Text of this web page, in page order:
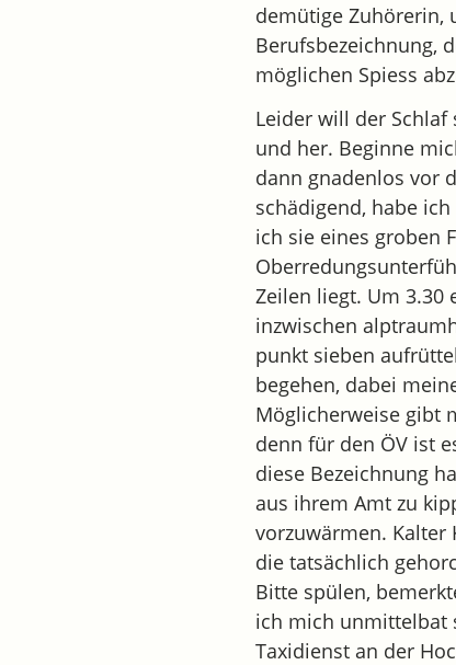
demütige Zuhörerin,
Berufsbezeichnung,
möglichen Spiess
Leider will der
und her. Beginne
dann gnadenlos vor
schädigend, habe
ich sie eines groben
Zeilen liegt. Um
inzwischen
punkt sieben
begehen, dabei
Möglicherweise gibt
denn für den ÖV ist
diese Bezeichnung
aus ihrem Amt zu
vorzuwärmen. Kalter
die tatsächlich
Bitte spülen,
ich mich unmittelbat
Taxidienst an der